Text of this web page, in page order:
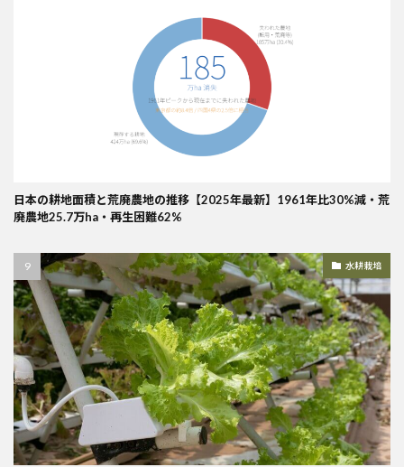
日本の耕地面積と荒廃農地の推移【2025年最新】1961年比30%減・荒
廃農地25.7万ha・再生困難62%
水耕栽培